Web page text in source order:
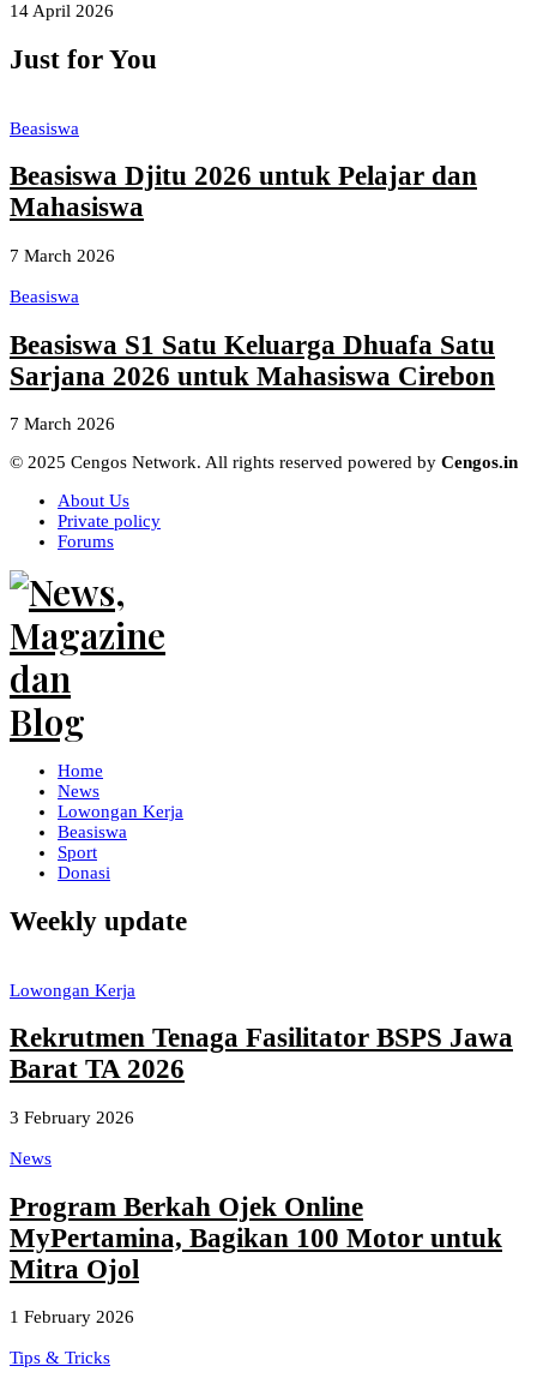
14 April 2026
Just for You
Beasiswa
Beasiswa Djitu 2026 untuk Pelajar dan
Mahasiswa
7 March 2026
Beasiswa
Beasiswa S1 Satu Keluarga Dhuafa Satu
Sarjana 2026 untuk Mahasiswa Cirebon
7 March 2026
© 2025 Cengos Network. All rights reserved powered by Cengos.in
About Us
Private policy
Forums
Home
News
Lowongan Kerja
Beasiswa
Sport
Donasi
Weekly update
Lowongan Kerja
Rekrutmen Tenaga Fasilitator BSPS Jawa
Barat TA 2026
3 February 2026
News
Program Berkah Ojek Online
MyPertamina, Bagikan 100 Motor untuk
Mitra Ojol
1 February 2026
Tips & Tricks